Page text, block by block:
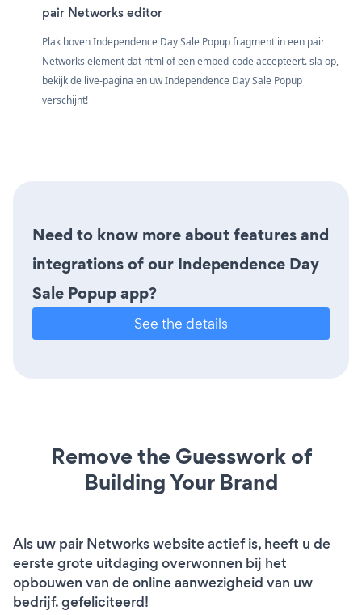
pair Networks editor
Plak boven Independence Day Sale Popup fragment in een pair
Networks element dat html of een embed-code accepteert. sla op,
bekijk de live-pagina en uw Independence Day Sale Popup
verschijnt!
Need to know more about features and
integrations of our Independence Day
Sale Popup app?
See the details
Remove the Guesswork of
Building Your Brand
Als uw pair Networks website actief is, heeft u de
eerste grote uitdaging overwonnen bij het
opbouwen van de online aanwezigheid van uw
bedrijf. gefeliciteerd!